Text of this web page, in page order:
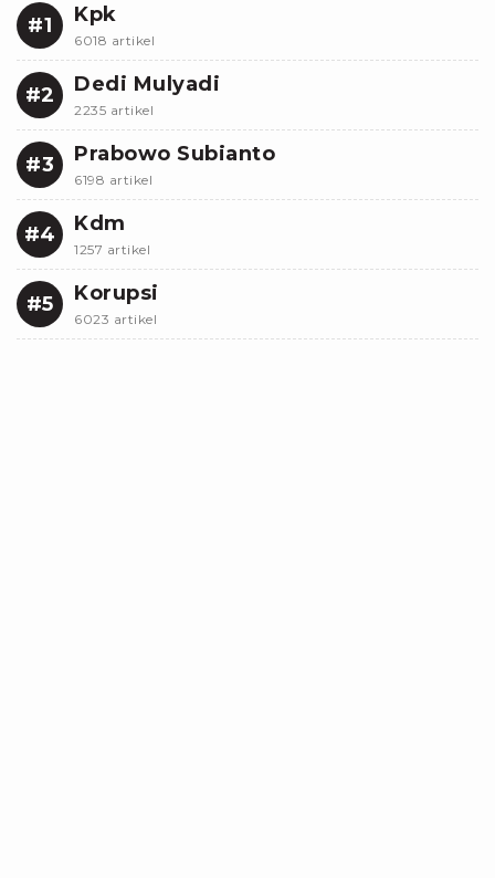
#1 Kpk
6018 artikel
#2 Dedi Mulyadi
2235 artikel
#3 Prabowo Subianto
6198 artikel
#4 Kdm
1257 artikel
#5 Korupsi
6023 artikel